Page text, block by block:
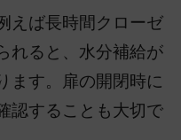
えば長時間クローゼ
れると、水分補給が
ます。扉の開閉時に
認することも大切で